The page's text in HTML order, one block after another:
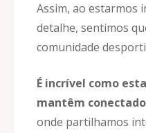
Assim, ao estarmos
detalhe, sentimos
comunidade
É incrível como
mantêm
onde partilhamos